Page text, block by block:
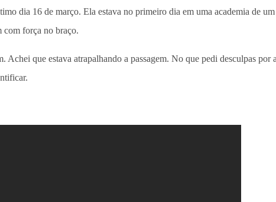
dia 16 de março. Ela estava no primeiro dia em uma academia de
com força no braço.
que estava atrapalhando a passagem. No que pedi desculpas por